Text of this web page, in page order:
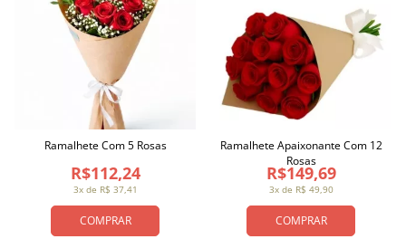
COMPRAR
3x de R$ 37,41
R$112,24
Ramalhete Com 5 Rosas
COMPRAR
3x de R$ 49,90
R$149,69
Ramalhete Apaixonante Com 12
Rosas